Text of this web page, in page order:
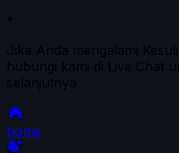
*
Jika Anda mengalami
hubungi kami di Live Chat
selanjutnya
home